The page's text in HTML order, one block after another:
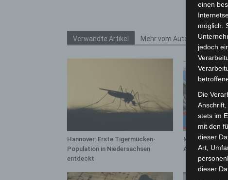
Verwandte Artikel Mehr vom Autor
Hannover: Erste Tigermücken-
Population in Niedersachsen
entdeckt
Mann läuft mit
A7 – Polizei
einen
möglich.
jedoch
Die
stets im
mit den
dieser
Art,
dieser